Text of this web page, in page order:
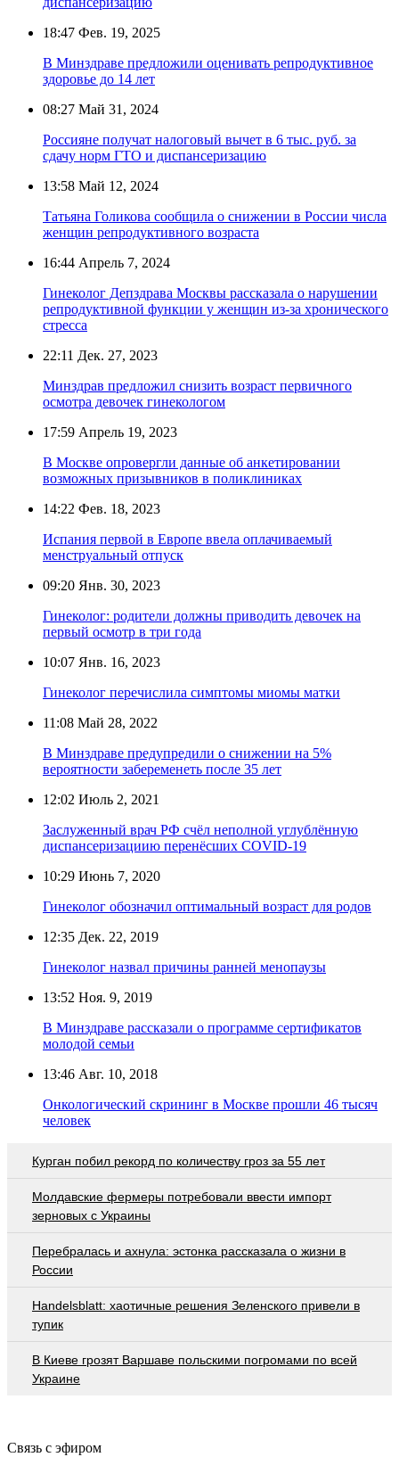
18:47 Фев. 19, 2025
В Минздраве предложили оценивать репродуктивное
здоровье до 14 лет
08:27 Май 31, 2024
Россияне получат налоговый вычет в 6 тыс. руб. за
сдачу норм ГТО и диспансеризацию
13:58 Май 12, 2024
Татьяна Голикова сообщила о снижении в России числа
женщин репродуктивного возраста
16:44 Апрель 7, 2024
Гинеколог Депздрава Москвы рассказала о нарушении
репродуктивной функции у женщин из-за хронического
стресса
22:11 Дек. 27, 2023
Минздрав предложил снизить возраст первичного
осмотра девочек гинекологом
17:59 Апрель 19, 2023
В Москве опровергли данные об анкетировании
возможных призывников в поликлиниках
14:22 Фев. 18, 2023
Испания первой в Европе ввела оплачиваемый
менструальный отпуск
09:20 Янв. 30, 2023
Гинеколог: родители должны приводить девочек на
первый осмотр в три года
10:07 Янв. 16, 2023
Гинеколог перечислила симптомы миомы матки
11:08 Май 28, 2022
В Минздраве предупредили о снижении на 5%
вероятности забеременеть после 35 лет
12:02 Июль 2, 2021
Заслуженный врач РФ счёл неполной углублённую
диспансеризациию перенёсших COVID-19
10:29 Июнь 7, 2020
Гинеколог обозначил оптимальный возраст для родов
12:35 Дек. 22, 2019
Гинеколог назвал причины ранней менопаузы
13:52 Ноя. 9, 2019
В Минздраве рассказали о программе сертификатов
молодой семьи
13:46 Авг. 10, 2018
Онкологический скрининг в Москве прошли 46 тысяч
человек
Курган побил рекорд по количеству гроз за 55 лет
Молдавские фермеры потребовали ввести импорт
зерновых с Украины
Перебралась и ахнула: эстонка рассказала о жизни в
России
Handelsblatt: хаотичные решения Зеленского привели в
тупик
В Киеве грозят Варшаве польскими погромами по всей
Украине
Связь с эфиром